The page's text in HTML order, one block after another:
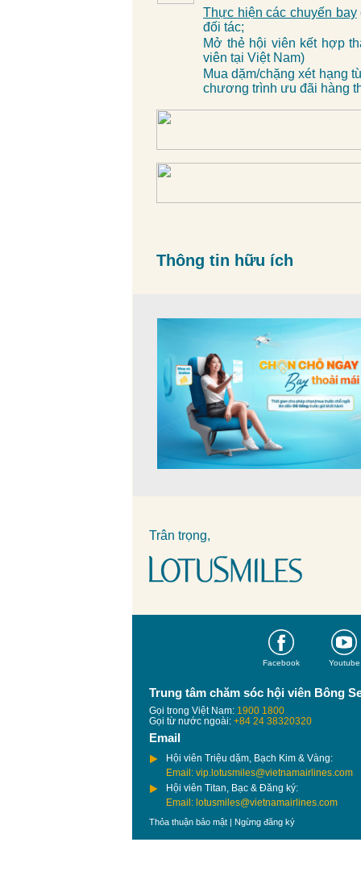
Thực hiện các chuyến bay
đối tác;
Mở thẻ hội viên kết hợp
viên tại Việt Nam)
Mua dặm/chặng xét hạng
chương trình ưu đãi hàng
Thông tin hữu ích
Trân trọng,
Facebook Youtube
Trung tâm chăm sóc hội viên Bông
Gọi trong Việt Nam: 1900 1800
Gọi từ nước ngoài: +84 24 38320320
Email
Hội viên Triệu dặm, Bạch Kim & Vàng:
Email: vip.lotusmiles@vietnamairlines.com
Hội viên Titan, Bạc & Đăng ký:
Email: lotusmiles@vietnamairlines.com
Thỏa thuận bảo mật | Ngừng đăng ký